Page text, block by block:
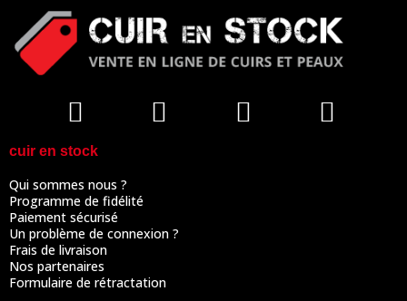
cuir en stock
Qui sommes nous ?
Programme de fidélité
Paiement sécurisé
Un problème de connexion ?
Frais de livraison
Nos partenaires
Formulaire de rétractation